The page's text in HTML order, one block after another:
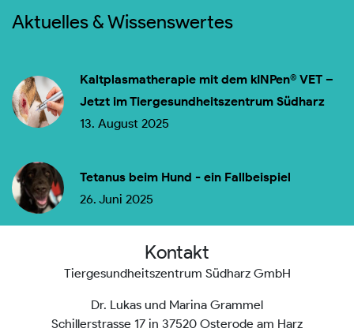
Aktuelles & Wissenswertes
Kaltplasmatherapie mit dem kINPen® VET –
Jetzt im Tiergesundheitszentrum Südharz
13. August 2025
Tetanus beim Hund - ein Fallbeispiel
26. Juni 2025
Kontakt
Tiergesundheitszentrum Südharz GmbH
Dr. Lukas und Marina Grammel
Schillerstrasse 17 in 37520 Osterode am Harz